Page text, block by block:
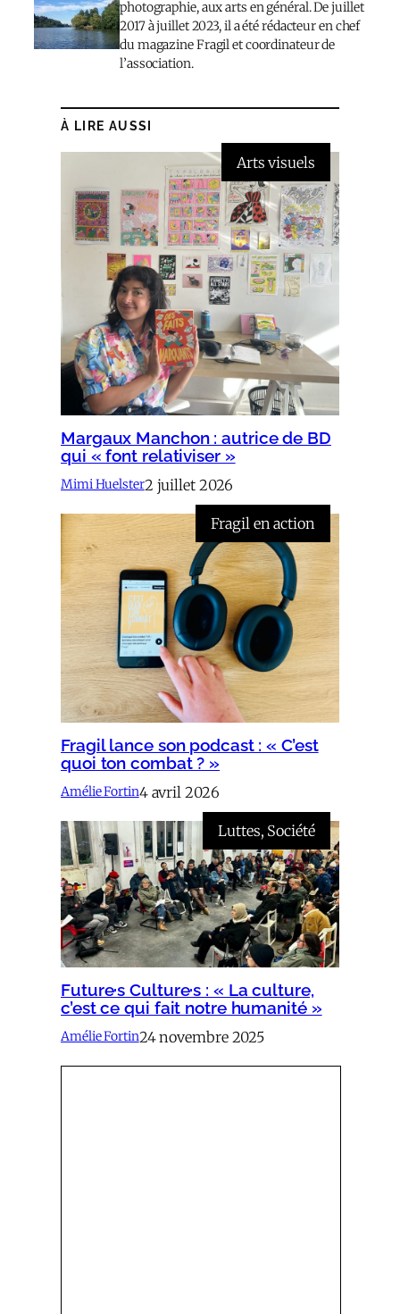
photographie, aux arts en général. De juillet
2017 à juillet 2023, il a été rédacteur en chef
du magazine Fragil et coordinateur de
l’association.
À LIRE AUSSI
Arts visuels
Margaux Manchon : autrice de BD
qui « font relativiser »
Mimi Huelster2 juillet 2026
Fragil en action
Fragil lance son podcast : « C’est
quoi ton combat ? »
Amélie Fortin4 avril 2026
Luttes, Société
Future·s Culture·s : « La culture,
c’est ce qui fait notre humanité »
Amélie Fortin24 novembre 2025